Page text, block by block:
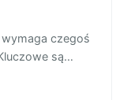
czegoś
są